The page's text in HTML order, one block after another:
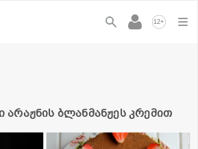
12+
ბლანმანჟეს კრემით